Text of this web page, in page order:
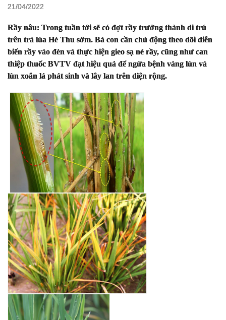
21/04/2022
Rầy nâu: Trong tuần tới sẽ có đợt rầy trưởng thành di trú
trên trà lúa Hè Thu sớm. Bà con cần chủ động theo dõi diễn
biến rầy vào đèn và thực hiện gieo sạ né rầy, cũng như can
thiệp thuốc BVTV đạt hiệu quả để ngừa bệnh vàng lùn và
lùn xoắn lá phát sinh và lây lan trên diện rộng.